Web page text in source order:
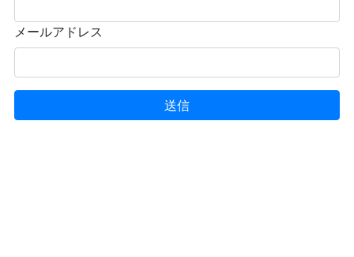
メールアドレス
送信